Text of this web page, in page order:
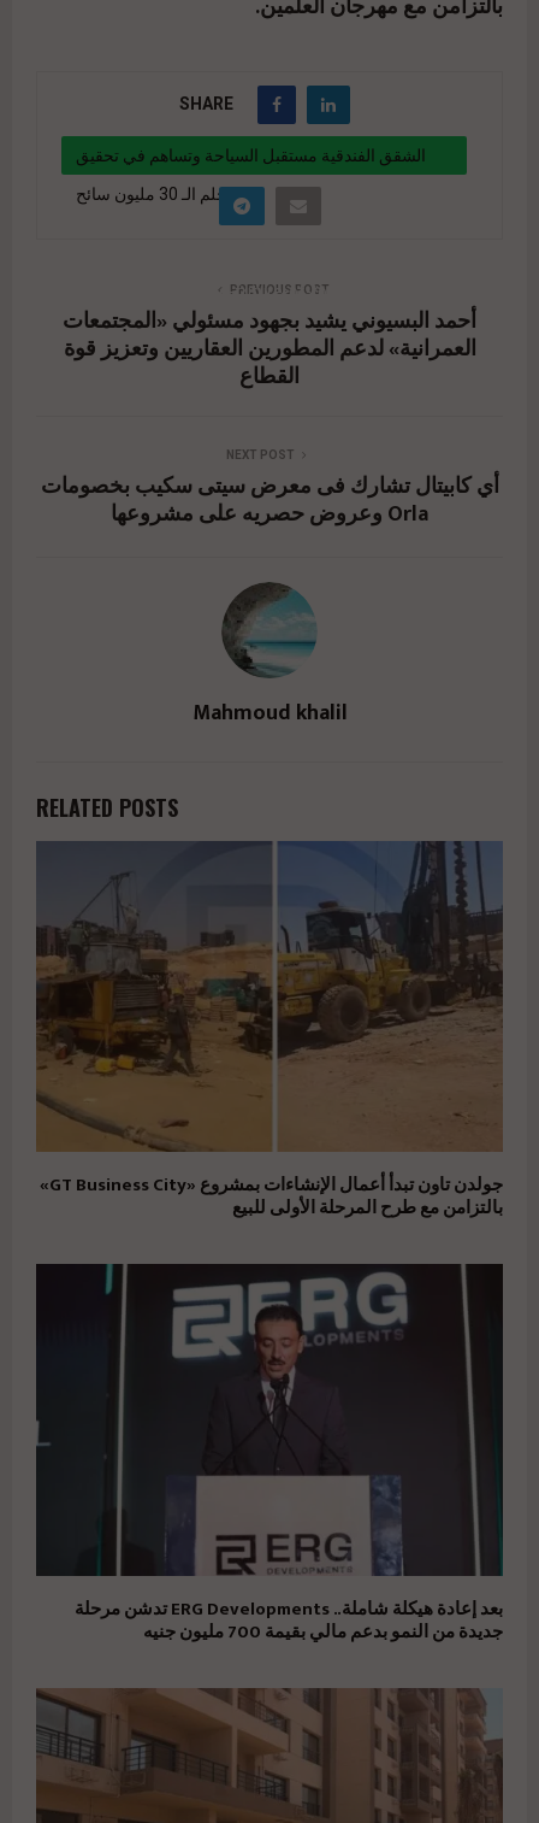
SHARE
الشقق الفندقية مستقبل السياحة وتساهم في تحقيق
حلم الـ 30 مليون سائح
apartments-are-the-future-of-tourism-and-
contribute-to-realizing-the-dream-of-30-million-
PREVIOUS POST
أحمد البسيوني يشيد بجهود مسئولي «المجتمعات
العمرانية» لدعم المطورين العقاريين وتعزيز قوة
القطاع
NEXT POST
أي كابيتال تشارك فى معرض سيتى سكيب بخصومات
وعروض حصريه على مشروعها Orla
Mahmoud khalil
RELATED POSTS
جولدن تاون تبدأ أعمال الإنشاءات بمشروع «GT Business City»
بالتزامن مع طرح المرحلة الأولى للبيع
بعد إعادة هيكلة شاملة.. ERG Developments تدشن مرحلة
جديدة من النمو بدعم مالي بقيمة 700 مليون جنيه